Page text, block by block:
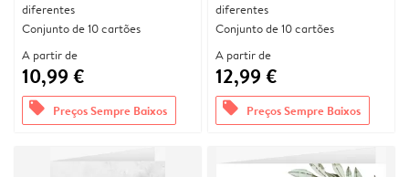
diferentes
Conjunto de 10 cartões
A partir de
10,99 €
offers Preços Sempre Baixos
diferentes
Conjunto de 10 cartões
A partir de
12,99 €
offers Preços Sempre Baixos